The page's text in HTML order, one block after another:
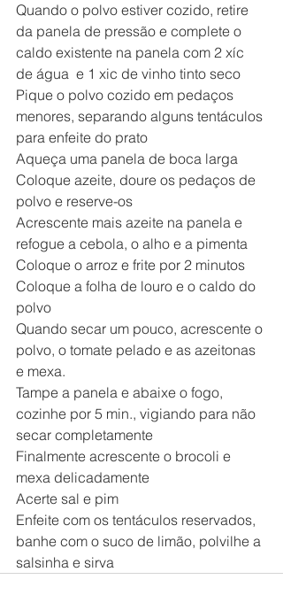
Quando o polvo estiver cozido, retire
da panela de pressão e complete o
caldo existente na panela com 2 xíc
de água  e 1 xic de vinho tinto seco
Pique o polvo cozido em pedaços
menores, separando alguns tentáculos
para enfeite do prato
Aqueça uma panela de boca larga
Coloque azeite, doure os pedaços de
polvo e reserve-os
Acrescente mais azeite na panela e
refogue a cebola, o alho e a pimenta
Coloque o arroz e frite por 2 minutos
Coloque a folha de louro e o caldo do
polvo
Quando secar um pouco, acrescente o
polvo, o tomate pelado e as azeitonas
e mexa.
Tampe a panela e abaixe o fogo,
cozinhe por 5 min., vigiando para não
secar completamente
Finalmente acrescente o brocoli e
mexa delicadamente
Acerte sal e pim
Enfeite com os tentáculos reservados,
banhe com o suco de limão, polvilhe a
salsinha e sirva